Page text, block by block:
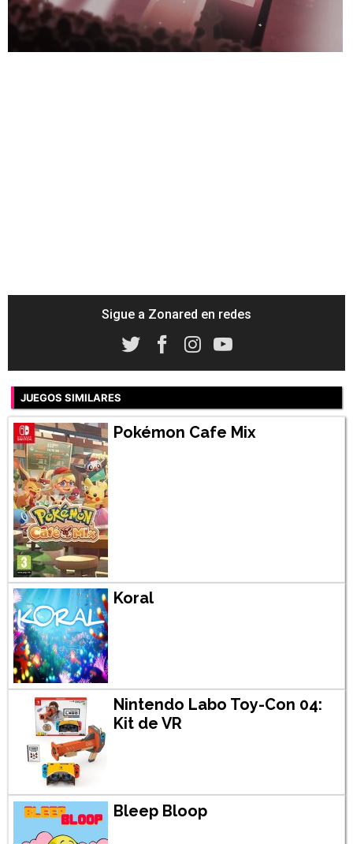
Unmute /
39.86%
Sigue a Zonared en redes
JUEGOS SIMILARES
Pokémon Cafe Mix
Koral
Nintendo Labo Toy-Con 04:
Kit de VR
Bleep Bloop